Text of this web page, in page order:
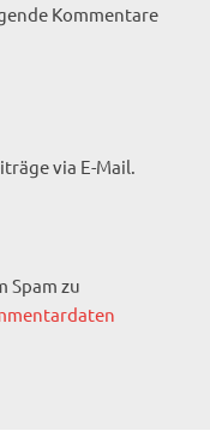
Kommentare
via E-Mail.
Spam zu